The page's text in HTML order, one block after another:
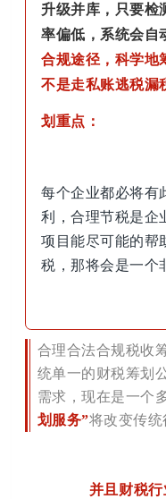
升级并库，只要检
率偏低，系统会自
合规途径，科学地
不是走私账逃税漏
划重点：
每个企业都必将有
利，合理节税是企
项目能尽可能的帮
税，那将会是一个
合理合法合规税收
统单一的财税筹划
需求，现在是一个
划服务”将改变传统
并且财税